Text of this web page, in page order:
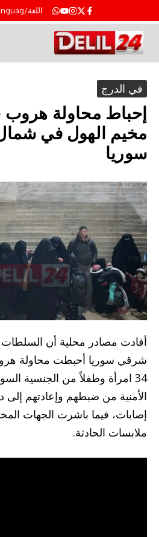
اللغة/Languag
في الدرج
إحباط محاولة
مخيم الهول في
سوريا
أفادت مصادر محلية أن
شرقي سوريا أحبطت محاولة
34 امرأة وطفلاً من الجنسية
الأمنية من ضبطهم وإعادتهم
إصابات، فيما باشرت الجهات
ملابسات الحادثة.